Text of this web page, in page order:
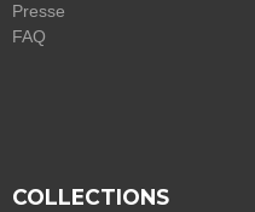
Presse
FAQ
COLLECTIONS